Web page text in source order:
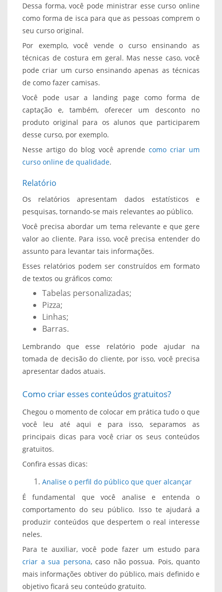
Dessa forma, você pode ministrar esse curso online
como forma de isca para que as pessoas comprem o
seu curso original.
Por exemplo, você vende o curso ensinando as
técnicas de costura em geral. Mas nesse caso, você
pode criar um curso ensinando apenas as técnicas
de como fazer camisas.
Você pode usar a landing page como forma de
captação e, também, oferecer um desconto no
produto original para os alunos que participarem
desse curso, por exemplo.
Nesse artigo do blog você aprende como criar um
curso online de qualidade.
Relatório
Os relatórios apresentam dados estatísticos e
pesquisas, tornando-se mais relevantes ao público.
Você precisa abordar um tema relevante e que gere
valor ao cliente. Para isso, você precisa entender do
assunto para levantar tais informações.
Esses relatórios podem ser construídos em formato
de textos ou gráficos como:
Tabelas personalizadas;
Pizza;
Linhas;
Barras.
Lembrando que esse relatório pode ajudar na
tomada de decisão do cliente, por isso, você precisa
apresentar dados atuais.
Como criar esses conteúdos gratuitos?
Chegou o momento de colocar em prática tudo o que
você leu até aqui e para isso, separamos as
principais dicas para você criar os seus conteúdos
gratuitos.
Confira essas dicas:
Analise o perfil do público que quer alcançar
É fundamental que você analise e entenda o
comportamento do seu público. Isso te ajudará a
produzir conteúdos que despertem o real interesse
neles.
Para te auxiliar, você pode fazer um estudo para
criar a sua persona, caso não possua. Pois, quanto
mais informações obtiver do público, mais definido e
objetivo ficará seu conteúdo gratuito.